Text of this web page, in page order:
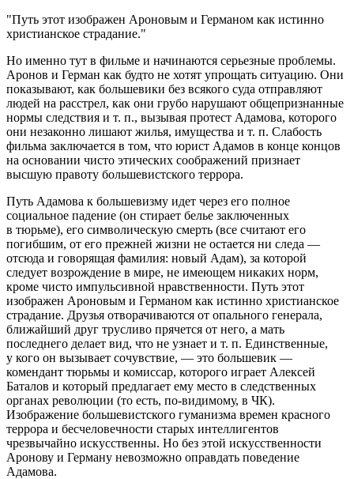
Путь этот изображен Ароновым и Германом как истинно
христианское страдание.
Но именно тут в фильме и начинаются серьезные проблемы.
Аронов и Герман как будто не хотят упрощать ситуацию. Они
показывают, как большевики без всякого суда отправляют
людей на расстрел, как они грубо нарушают общепризнанные
нормы следствия и т. п., вызывая протест Адамова, которого
они незаконно лишают жилья, имущества и т. п. Слабость
фильма заключается в том, что юрист Адамов в конце концов
на основании чисто этических соображений признает
высшую правоту большевистского террора.
Путь Адамова к большевизму идет через его полное
социальное падение (он стирает белье заключенных
в тюрьме), его символическую смерть (все считают его
погибшим, от его прежней жизни не остается ни следа —
отсюда и говорящая фамилия: новый Адам), за которой
следует возрождение в мире, не имеющем никаких норм,
кроме чисто импульсивной нравственности. Путь этот
изображен Ароновым и Германом как истинно христианское
страдание. Друзья отворачиваются от опального генерала,
ближайший друг трусливо прячется от него, а мать
последнего делает вид, что не узнает и т. п. Единственные,
у кого он вызывает сочувствие, — это большевик —
комендант тюрьмы и комиссар, которого играет Алексей
Баталов и который предлагает ему место в следственных
органах революции (то есть, по-видимому, в ЧК).
Изображение большевистского гуманизма времен красного
террора и бесчеловечности старых интеллигентов
чрезвычайно искусственны. Но без этой искусственности
Аронову и Герману невозможно оправдать поведение
Адамова.